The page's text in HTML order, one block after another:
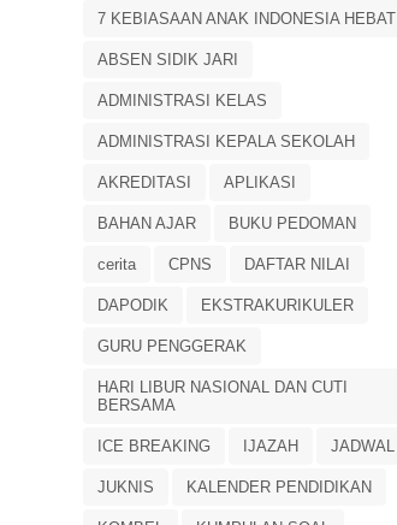
7 KEBIASAAN ANAK INDONESIA HEBAT
ABSEN SIDIK JARI
ADMINISTRASI KELAS
ADMINISTRASI KEPALA SEKOLAH
AKREDITASI APLIKASI
BAHAN AJAR BUKU PEDOMAN
cerita CPNS DAFTAR NILAI
DAPODIK EKSTRAKURIKULER
GURU PENGGERAK
HARI LIBUR NASIONAL DAN CUTI
BERSAMA
ICE BREAKING IJAZAH JADWAL
JUKNIS KALENDER PENDIDIKAN